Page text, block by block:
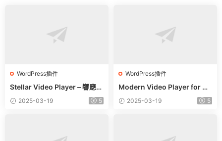
WordPress插件
Stellar Video Player – 響應式
視頻播放器WordPress插件 –
v2.9
2025-03-19 5
WordPress插件
Modern Video Player for W
ordPress – 功能強大的視頻和
音頻播放器 – v10.21
2025-03-19 5